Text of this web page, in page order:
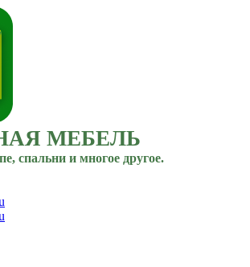
МЕБЕЛЬ
спальни и многое другое.